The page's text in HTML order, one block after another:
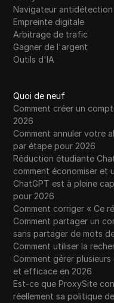
Navigateur antidétection
Empreinte digitale
Arbitrage de trafic
Gagner de l'argent
Outils d'IA
Quoi de neuf
Comment créer un
2026
Comment annuler votre
par étape pour 2026
Réduction étudiante
comment économiser et
ChatGPT est à pleine
pour 2026
Comment corriger « Ce
Comment partager un
sans partager de mots
Comment utiliser la
Comment gérer
et efficace en 2026
Est-ce que ProxySite
réellement sa politique